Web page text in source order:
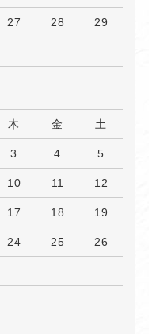
27 28 29
木 金 土
3 4 5
10 11 12
17 18 19
24 25 26